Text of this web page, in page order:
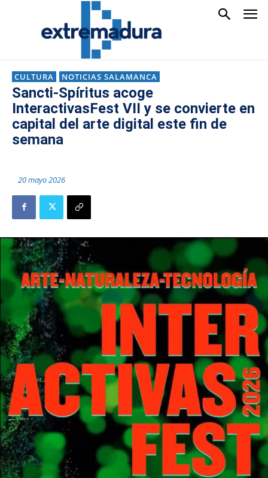
CULTURA NOTICIAS SALAMANCA
Sancti-Spíritus acoge
InteractivasFest VII y se convierte en
capital del arte digital este fin de
semana
20 mayo 2026